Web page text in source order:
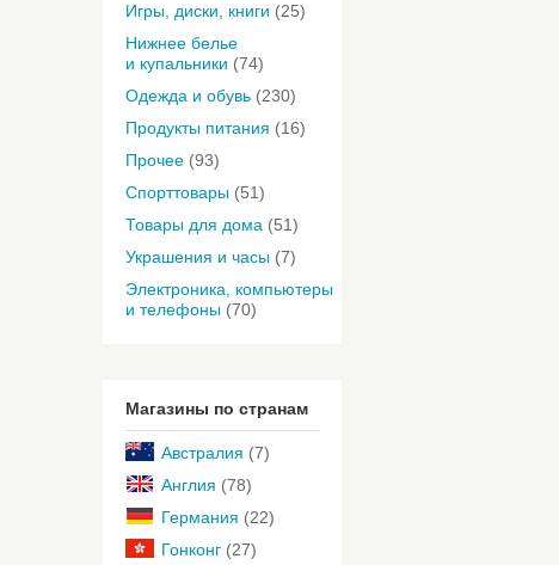
Игры, диски, книги (25)
Нижнее белье
и купальники (74)
Одежда и обувь (230)
Продукты питания (16)
Прочее (93)
Спорттовары (51)
Товары для дома (51)
Украшения и часы (7)
Электроника, компьютеры
и телефоны (70)
Магазины по странам
Австралия (7)
Англия (78)
Германия (22)
Гонконг (27)